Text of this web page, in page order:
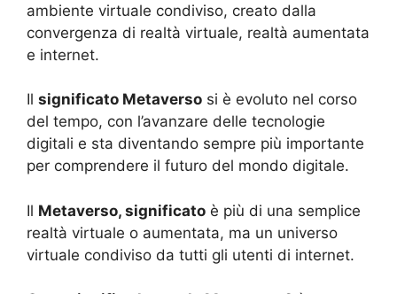
ambiente virtuale condiviso, creato dalla
convergenza di realtà virtuale, realtà aumentata
e internet.
Il significato Metaverso si è evoluto nel corso
del tempo, con l’avanzare delle tecnologie
digitali e sta diventando sempre più importante
per comprendere il futuro del mondo digitale.
Il Metaverso, significato è più di una semplice
realtà virtuale o aumentata, ma un universo
virtuale condiviso da tutti gli utenti di internet.